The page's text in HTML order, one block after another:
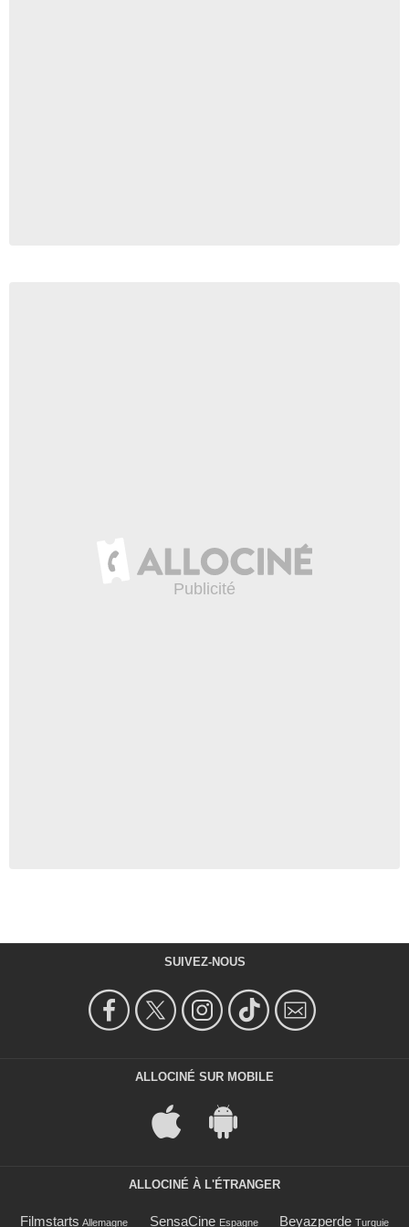
SUIVEZ-NOUS
ALLOCINÉ SUR MOBILE
ALLOCINÉ À L'ÉTRANGER
Filmstarts Allemagne SensaCine Espagne Beyazperde Turquie